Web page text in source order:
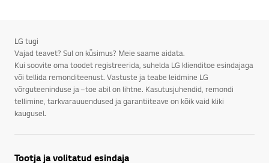
LG tugi
Vajad teavet? Sul on küsimus? Meie saame aidata.
Kui soovite oma toodet registreerida, suhelda LG klienditoe esindajaga
või tellida remonditeenust. Vastuste ja teabe leidmine LG
võrguteeninduse ja –toe abil on lihtne. Kasutusjuhendid, remondi
tellimine, tarkvarauuendused ja garantiiteave on kõik vaid kliki
kaugusel.
Tootja ja volitatud esindaja